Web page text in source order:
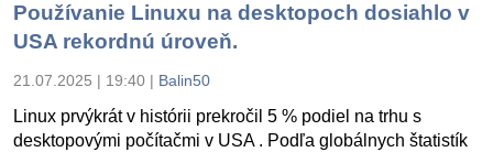
Používanie Linuxu na desktopoch dosiahlo v
USA rekordnú úroveň.
21.07.2025 | 19:40 | Balin50
Linux prvýkrát v histórii prekročil 5 % podiel na trhu s
desktopovými počítačmi v USA . Podľa globálnych štatistík